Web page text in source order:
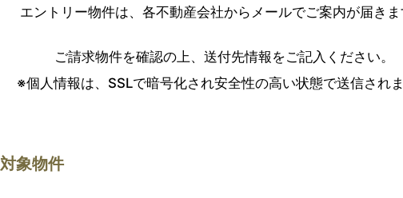
エントリー物件は、各不動産会社からメールでご案内が届き
ご請求物件を確認の上、送付先情報をご記入ください。
※個人情報は、SSLで暗号化され安全性の高い状態で送信され
象物件